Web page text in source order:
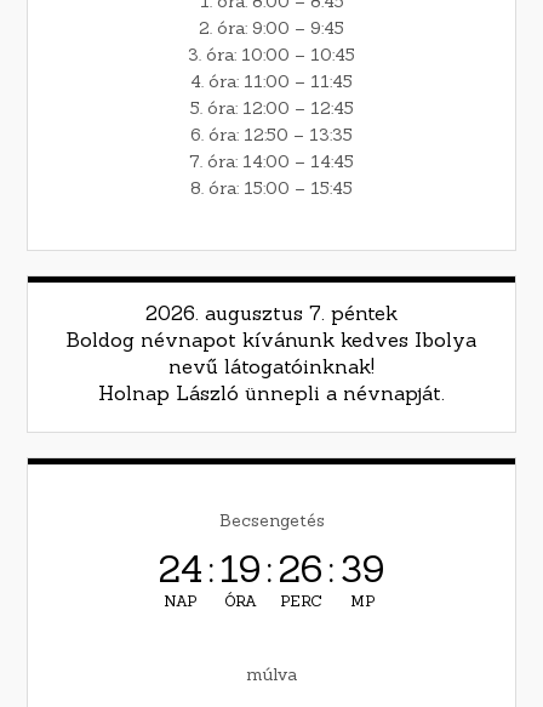
2. óra: 9:00 – 9:45
3. óra: 10:00 – 10:45
4. óra: 11:00 – 11:45
5. óra: 12:00 – 12:45
6. óra: 12:50 – 13:35
7. óra: 14:00 – 14:45
8. óra: 15:00 – 15:45
2026. augusztus 7. péntek
Boldog névnapot kívánunk kedves Ibolya
nevű látogatóinknak!
Holnap László ünnepli a névnapját.
Becsengetés
24
NAP
:19
ÓRA
:26
PERC
:38
MP
múlva